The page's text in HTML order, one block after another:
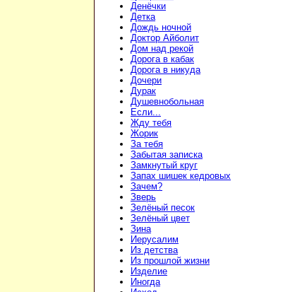
Денёчки
Детка
Дождь ночной
Доктор Айболит
Дом над рекой
Дорога в кабак
Дорога в никуда
Дочери
Дурак
Душевнобольная
Если...
Жду тебя
Жорик
За тебя
Забытая записка
Замкнутый круг
Запах шишек кедровых
Зачем?
Зверь
Зелёный песок
Зелёный цвет
Зина
Иерусалим
Из детства
Из прошлой жизни
Изделие
Иногда